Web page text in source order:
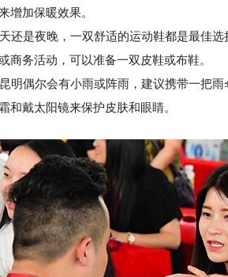
增加保暖效果。
是夜晚，一双舒适的运动鞋都是最佳选
商务活动，可以准备一双皮鞋或布鞋。
偶尔会有小雨或阵雨，建议携带一把雨
和戴太阳镜来保护皮肤和眼睛。